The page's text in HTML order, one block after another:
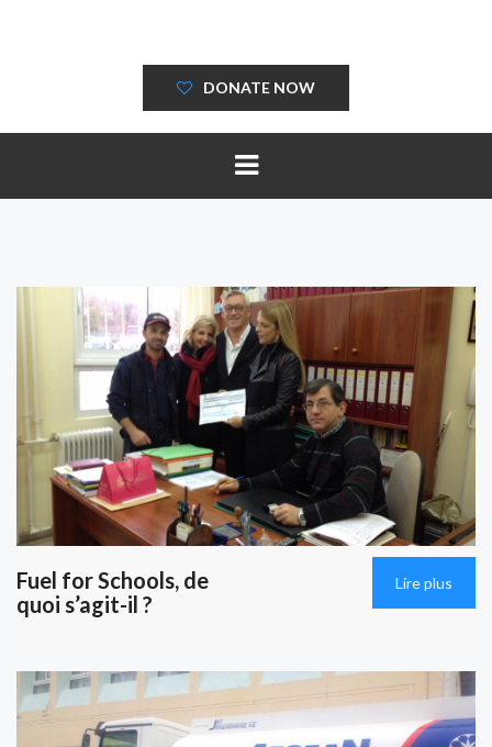
DONATE NOW
Fuel for Schools, de
quoi s’agit-il ?
Lire plus